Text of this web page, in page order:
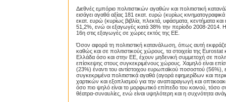
Διεθνές εμπόριο πολιτιστικών αγαθών και πολιτιστική
εισάγει αγαθά αξίας 181 εκατ. ευρώ (κυρίως κινηματογραφικά
εκατ. ευρώ (κυρίως βιβλία, πλεκτά, υφάσματα, κεντήματα
51,2%, ενώ οι εξαγωγές κατά 38% την περίοδο 2008-2014.
16η στις εξαγωγές σε χώρες εκτός της ΕΕ.
Όσον αφορά τη πολιτιστική κατανάλωση, όπως αυτή
καθώς και σε πολιτιστικούς χώρους, τα στοιχεία της
Ελλάδα όσο και στην ΕΕ, έχουν μηδενική συμμετοχή σε
επίσκεψης στους συγκεκριμένους χώρους. Χαμηλό είναι
(23%) έναντι του αντίστοιχου ευρωπαϊκού ποσοστού
συγκεκριμένα πολιτιστικά αγαθά (αγορά εφημερίδων και
χαρτικών και εξοπλισμού για την αναπαραγωγή και
όσο πιο ψηλό είναι το μορφωτικό επίπεδο του κοινού, τόσο
θέατρα-συναυλίες, ενώ είναι υψηλότερη και η συχνότητα